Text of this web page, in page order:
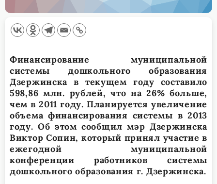
Финансирование муниципальной
системы дошкольного образования
Дзержинска в текущем году составило
598,86 млн. рублей, что на 26% больше,
чем в 2011 году. Планируется увеличение
объема финансирования системы в 2013
году. Об этом сообщил мэр Дзержинска
Виктор Сопин, который принял участие в
ежегодной муниципальной
конференции работников системы
дошкольного образования г. Дзержинска.